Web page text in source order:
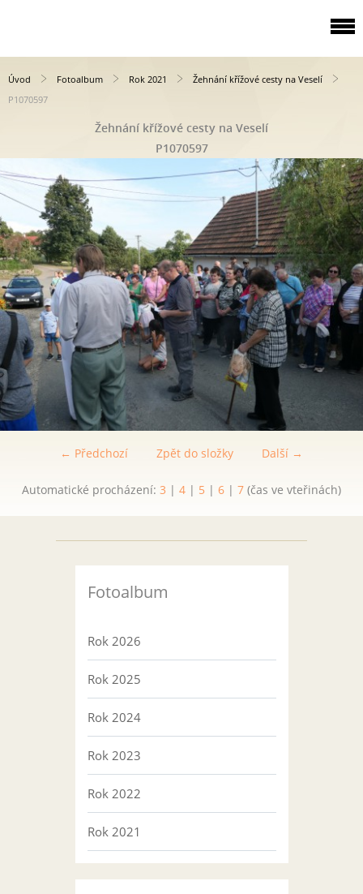
Úvod Fotoalbum Rok 2021
Žehnání křížové cesty na Veselí
P1070597
Žehnání křížové cesty na Veselí
P1070597
← Předchozí Další →
Zpět do složky
Automatické procházení: 3 | 4 | 5 | 6 | 7 (čas ve vteřinách)
Fotoalbum
Rok 2026
Rok 2025
Rok 2024
Rok 2023
Rok 2022
Rok 2021